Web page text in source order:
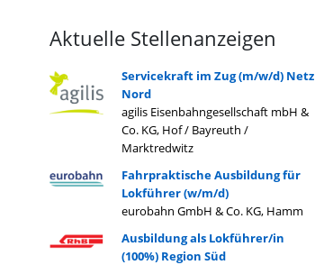
Aktuelle Stellenanzeigen
Servicekraft im Zug (m/w/d) Netz
Nord
agilis Eisenbahngesellschaft mbH &
Co. KG, Hof / Bayreuth /
Marktredwitz
Fahrpraktische Ausbildung für
Lokführer (w/m/d)
eurobahn GmbH & Co. KG, Hamm
Ausbildung als Lokführer/in
(100%) Region Süd